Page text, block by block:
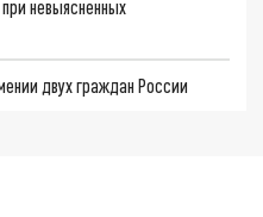
невыясненных
двух граждан России